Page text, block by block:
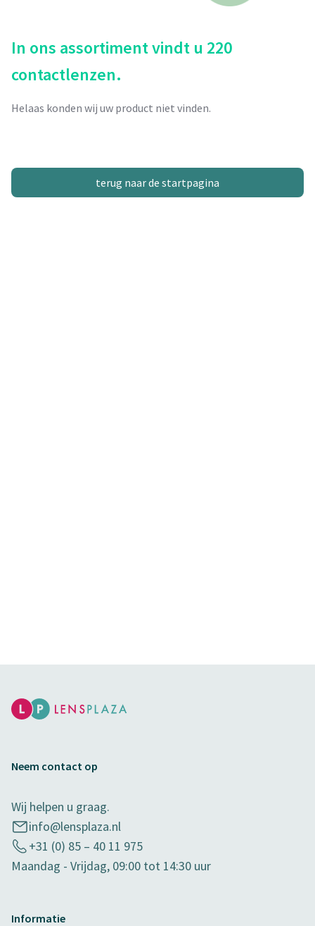
In ons assortiment vindt u 220
contactlenzen.
Helaas konden wij uw product niet vinden.
terug naar de startpagina
Neem contact op
Wij helpen u graag.
info@lensplaza.nl
+31 (0) 85 – 40 11 975
Maandag - Vrijdag, 09:00 tot 14:30 uur
Informatie